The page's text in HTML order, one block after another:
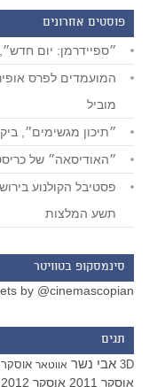
פוסטים אחרונים
״ספיידרמן: יום
מוביל
״תיכון מגשימים״,
״האודיסאה״ של
תשע המלצות
סינמסקופ בטוויטר
by @cinemascopian
תגים
3D אבי נשר אווטאר אוסקר 2009
אוסקר 2011 אוסקר 2012